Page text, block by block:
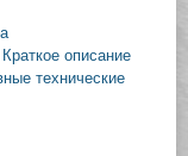
описание
технические